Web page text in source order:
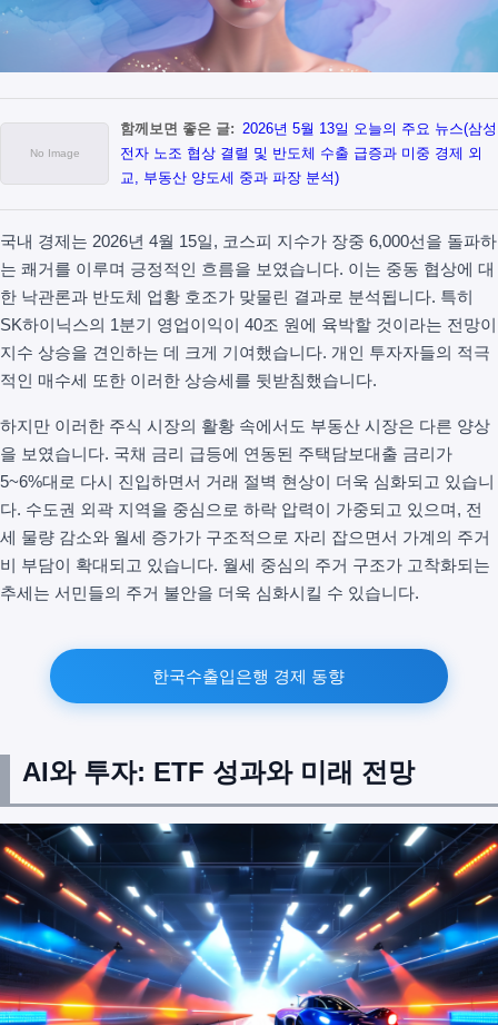
함께보면 좋은 글: 2026년 5월 13일 오늘의 주요 뉴스(삼성
전자 노조 협상 결렬 및 반도체 수출 급증과 미중 경제 외
교, 부동산 양도세 중과 파장 분석)
국내 경제는 2026년 4월 15일, 코스피 지수가 장중 6,000선을 돌파하
는 쾌거를 이루며 긍정적인 흐름을 보였습니다. 이는 중동 협상에 대
한 낙관론과 반도체 업황 호조가 맞물린 결과로 분석됩니다. 특히
SK하이닉스의 1분기 영업이익이 40조 원에 육박할 것이라는 전망이
지수 상승을 견인하는 데 크게 기여했습니다. 개인 투자자들의 적극
적인 매수세 또한 이러한 상승세를 뒷받침했습니다.
하지만 이러한 주식 시장의 활황 속에서도 부동산 시장은 다른 양상
을 보였습니다. 국채 금리 급등에 연동된 주택담보대출 금리가
5~6%대로 다시 진입하면서 거래 절벽 현상이 더욱 심화되고 있습니
다. 수도권 외곽 지역을 중심으로 하락 압력이 가중되고 있으며, 전
세 물량 감소와 월세 증가가 구조적으로 자리 잡으면서 가계의 주거
비 부담이 확대되고 있습니다. 월세 중심의 주거 구조가 고착화되는
추세는 서민들의 주거 불안을 더욱 심화시킬 수 있습니다.
한국수출입은행 경제 동향
AI와 투자: ETF 성과와 미래 전망